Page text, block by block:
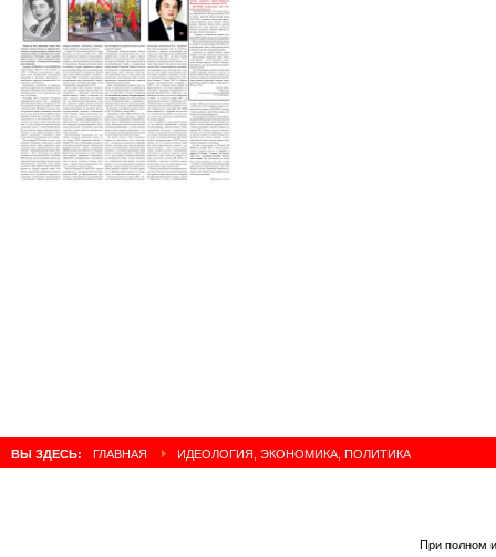
ВЫ ЗДЕСЬ: ГЛАВНАЯ ИДЕОЛОГИЯ, ЭКОНОМИКА, ПОЛИТИКА
При полном